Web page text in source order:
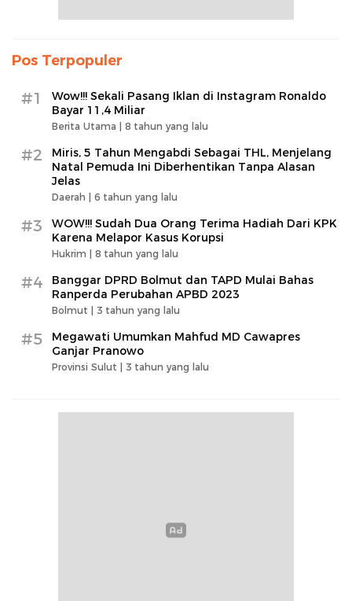
Pos Terpopuler
#1
Wow!!! Sekali Pasang Iklan di Instagram Ronaldo
Bayar 11,4 Miliar
Berita Utama | 8 tahun yang lalu
#2
Miris, 5 Tahun Mengabdi Sebagai THL, Menjelang
Natal Pemuda Ini Diberhentikan Tanpa Alasan
Jelas
Daerah | 6 tahun yang lalu
#3
WOW!!! Sudah Dua Orang Terima Hadiah Dari KPK
Karena Melapor Kasus Korupsi
Hukrim | 8 tahun yang lalu
#4
Banggar DPRD Bolmut dan TAPD Mulai Bahas
Ranperda Perubahan APBD 2023
Bolmut | 3 tahun yang lalu
#5
Megawati Umumkan Mahfud MD Cawapres
Ganjar Pranowo
Provinsi Sulut | 3 tahun yang lalu